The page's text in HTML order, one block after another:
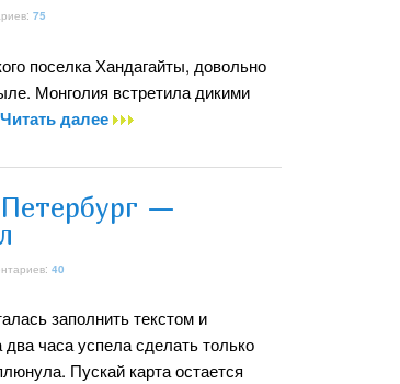
75
поселка Хандагайты, довольно
Монголия встретила дикими
Читать далее
—
40
заполнить текстом и
часа успела сделать только
Пускай карта остается